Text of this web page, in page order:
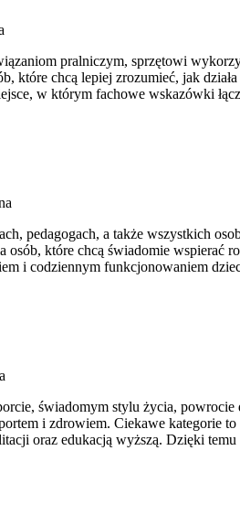
pralniczym, sprzętowi
które chcą lepiej zrozumieć, jak
w którym fachowe wskazówki
pedagogach, a także wszystkich
które chcą świadomie wspierać
i codziennym funkcjonowaniem
świadomym stylu życia,
i zdrowiem. Ciekawe kategorie
oraz edukacją wyższą. Dzięki